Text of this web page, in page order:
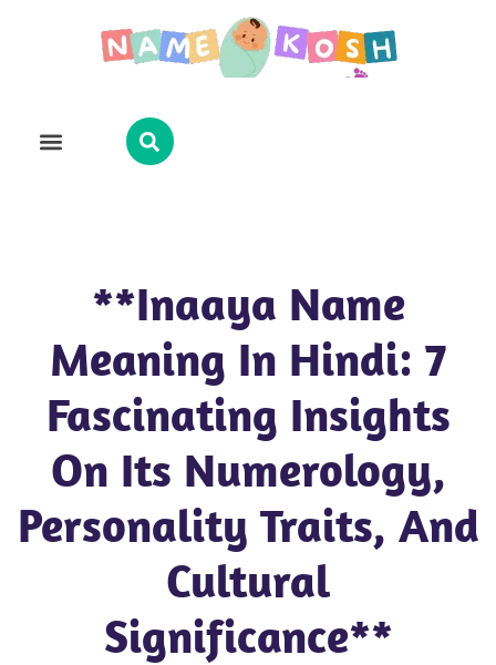
**Inaaya Name
Meaning In Hindi: 7
Fascinating Insights
On Its Numerology,
Personality Traits, And
Cultural
Significance**